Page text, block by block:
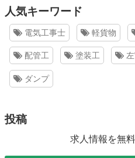
人気キーワード
電気工事士 軽貨物
配管工 塗装工
ダンプ
投稿
求人情報を無